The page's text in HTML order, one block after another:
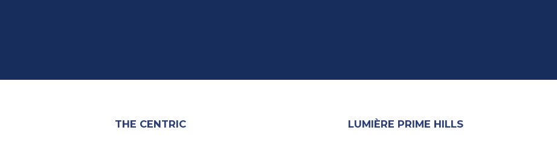
THE CENTRIC LUMIÈRE PRIME HILLS